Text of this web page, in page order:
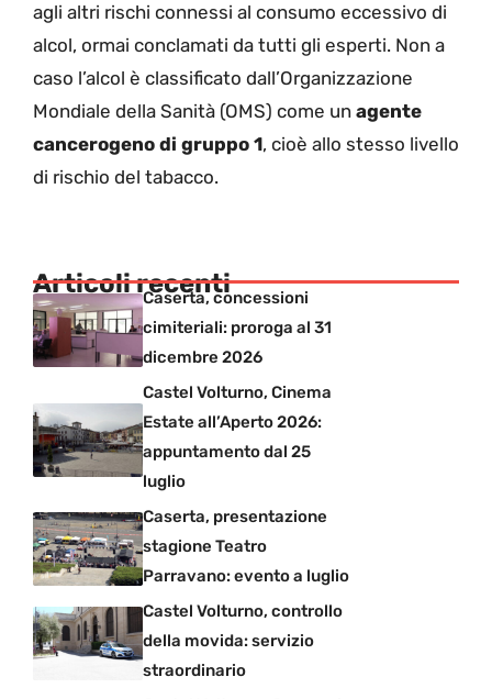
agli altri rischi connessi al consumo eccessivo di
alcol, ormai conclamati da tutti gli esperti. Non a
caso l’alcol è classificato dall’Organizzazione
Mondiale della Sanità (OMS) come un agente
cancerogeno di gruppo 1, cioè allo stesso livello
di rischio del tabacco.
Articoli recenti
Caserta, concessioni
cimiteriali: proroga al 31
dicembre 2026
Castel Volturno, Cinema
Estate all’Aperto 2026:
appuntamento dal 25
luglio
Caserta, presentazione
stagione Teatro
Parravano: evento a luglio
Castel Volturno, controllo
della movida: servizio
straordinario